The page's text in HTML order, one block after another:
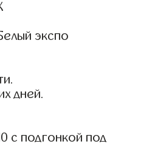
экспо
дней.
с подгонкой под